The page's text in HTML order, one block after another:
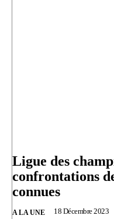
Ligue des
confrontations
connues
A LA UNE 18 Décembre 2023